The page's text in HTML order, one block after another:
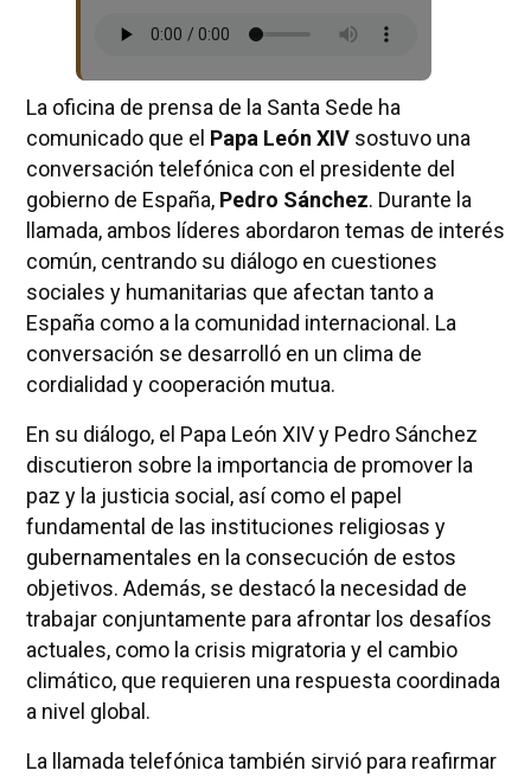
La oficina de prensa de la Santa Sede ha
comunicado que el Papa León XIVsostuvo una
conversación telefónica con el presidente del
gobierno de España, Pedro Sánchez. Durante la
llamada, ambos líderes abordaron temas de interés
común, centrando su diálogo en cuestiones
sociales y humanitarias que afectan tanto a
España como a la comunidad internacional. La
conversación se desarrolló en un clima de
cordialidad y cooperación mutua.
En su diálogo, el Papa León XIV y Pedro Sánchez
discutieron sobre la importancia de promover la
paz y la justicia social, así como el papel
fundamental de las instituciones religiosas y
gubernamentales en la consecución de estos
objetivos. Además, se destacó la necesidad de
trabajar conjuntamente para afrontar los desafíos
actuales, como la crisis migratoria y el cambio
climático, que requieren una respuesta coordinada
a nivel global.
La llamada telefónica también sirvió para reafirmar